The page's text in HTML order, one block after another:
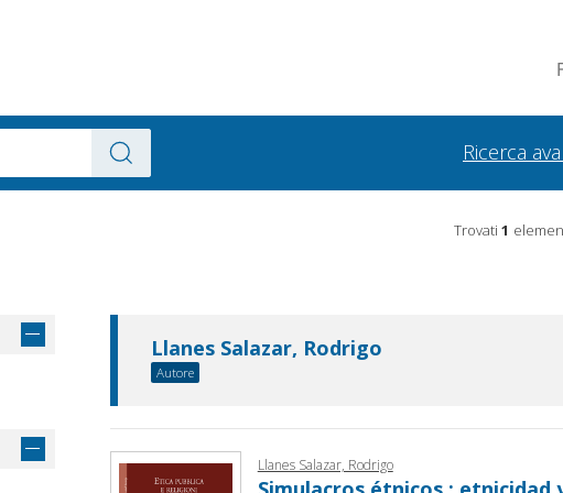
Ricerca
Trovati 1
Llanes Salazar, Rodrigo
Autore
Llanes Salazar, Rodrigo